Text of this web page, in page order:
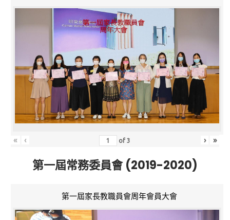
« ‹ of3 › »
第一屆常務委員會 (2019-2020)
第一屆家長教職員會周年會員大會